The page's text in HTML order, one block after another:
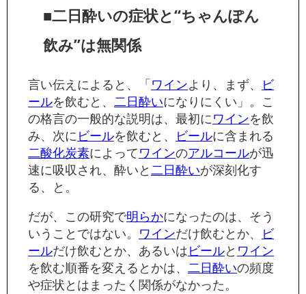
■二日酔いの症状と“ちゃんぽん
飲み”は無関係
言い伝えによると、「ワインより、まず、
ビ
ールを飲むと、 二日酔いになりにくい」。こ
の格言の一般的な説明は、最初にワインを飲
み、次にビールを飲むと、 ビールに含まれる
二酸化炭素によってワインのアルコールが迅
速に吸収され、酔いと二日酔いが深刻化す
る、と。
だが、この研究で明らかになったのは、そう
いうことではない。 ワインだけ飲むとか、
ビ
ールだけ飲むとか、あるいはビールと ワイン
を飲む順番を変えるとかは、 二日酔いの頻度
や症状とはまったく関係がなかった。